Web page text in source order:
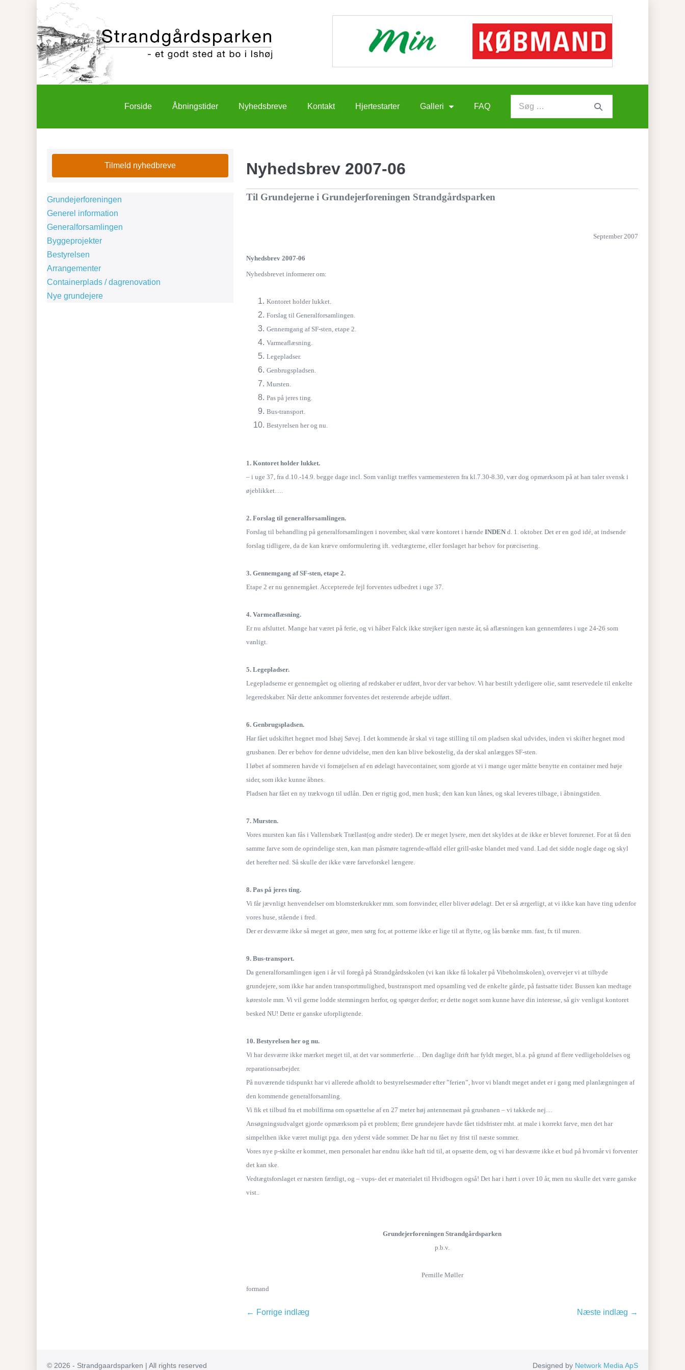
Forside Åbningstider Nyhedsbreve Kontakt Hjertestarter Galleri FAQ
Tilmeld nyhedbreve
Grundejerforeningen
Generel information
Generalforsamlingen
Byggeprojekter
Bestyrelsen
Arrangementer
Containerplads / dagrenovation
Nye grundejere
Nyhedsbrev 2007-06
Til Grundejerne i Grundejerforeningen Strandgårdsparken
September 2007
Nyhedsbrev 2007-06
Nyhedsbrevet informerer om:
Kontoret holder lukket.
Forslag til Generalforsamlingen.
Gennemgang af SF-sten, etape 2.
Varmeaflæsning.
Legepladser.
Genbrugspladsen.
Mursten.
Pas på jeres ting.
Bus-transport.
Bestyrelsen her og nu.
1. Kontoret holder lukket.
– i uge 37, fra d.10.-14.9. begge dage incl. Som vanligt træffes varmemesteren fra kl.7.30-8.30, vær dog opmærksom på at han taler svensk i
øjeblikket….
2. Forslag til generalforsamlingen.
Forslag til behandling på generalforsamlingen i november, skal være kontoret i hændeINDEN d. 1. oktober. Det er en god idé, at indsende
forslag tidligere, da de kan kræve omformulering ift. vedtægterne, eller forslaget har behov for præcisering.
3. Gennemgang af SF-sten, etape 2.
Etape 2 er nu gennemgået. Accepterede fejl forventes udbedret i uge 37.
4. Varmeaflæsning.
Er nu afsluttet. Mange har været på ferie, og vi håber Falck ikke strejker igen næste år, så aflæsningen kan gennemføres i uge 24-26 som
vanligt.
5. Legepladser.
Legepladserne er gennemgået og oliering af redskaber er udført, hvor der var behov. Vi har bestilt yderligere olie, samt reservedele til enkelte
legeredskaber. Når dette ankommer forventes det resterende arbejde udført.
6. Genbrugspladsen.
Har fået udskiftet hegnet mod Ishøj Søvej. I det kommende år skal vi tage stilling til om pladsen skal udvides, inden vi skifter hegnet mod
grusbanen. Der er behov for denne udvidelse, men den kan blive bekostelig, da der skal anlægges SF-sten.
I løbet af sommeren havde vi fornøjelsen af en ødelagt havecontainer, som gjorde at vi i mange uger måtte benytte en container med høje
sider, som ikke kunne åbnes.
Pladsen har fået en ny trækvogn til udlån. Den er rigtig god, men husk; den kan kun lånes, og skal leveres tilbage, i åbningstiden.
7. Mursten.
Vores mursten kan fås i Vallensbæk Trællast(og andre steder). De er meget lysere, men det skyldes at de ikke er blevet forurenet. For at få den
samme farve som de oprindelige sten, kan man påsmøre tagrende-affald eller grill-aske blandet med vand. Lad det sidde nogle dage og skyl
det herefter ned. Så skulle der ikke være farveforskel længere.
8. Pas på jeres ting.
Vi får jævnligt henvendelser om blomsterkrukker mm. som forsvinder, eller bliver ødelagt. Det er så ærgerligt, at vi ikke kan have ting udenfor
vores huse, stående i fred.
Der er desværre ikke så meget at gøre, men sørg for, at potterne ikke er lige til at flytte, og lås bænke mm. fast, fx til muren.
9. Bus-transport.
Da generalforsamlingen igen i år vil foregå på Strandgårdsskolen (vi kan ikke få lokaler på Vibeholmskolen), overvejer vi at tilbyde
grundejere, som ikke har anden transportmulighed, bustransport med opsamling ved de enkelte gårde, på fastsatte tider. Bussen kan medtage
kørestole mm. Vi vil gerne lodde stemningen herfor, og spørger derfor; er dette noget som kunne have din interesse, så giv venligst kontoret
besked NU! Dette er ganske uforpligtende.
10. Bestyrelsen her og nu.
Vi har desværre ikke mærket meget til, at det var sommerferie… Den daglige drift har fyldt meget, bl.a. på grund af flere vedligeholdelses og
reparationsarbejder.
På nuværende tidspunkt har vi allerede afholdt to bestyrelsesmøder efter ”ferien”, hvor vi blandt meget andet er i gang med planlægningen af
den kommende generalforsamling.
Vi fik et tilbud fra et mobilfirma om opsættelse af en 27 meter høj antennemast på grusbanen – vi takkede nej…
Ansøgningsudvalget gjorde opmærksom på et problem; flere grundejere havde fået tidsfrister mht. at male i korrekt farve, men det har
simpelthen ikke været muligt pga. den yderst våde sommer. De har nu fået ny frist til næste sommer.
Vores nye p-skilte er kommet, men personalet har endnu ikke haft tid til, at opsætte dem, og vi har desværre ikke et bud på hvornår vi forventer
det kan ske.
Vedtægtsforslaget er næsten færdigt, og – vups- det er materialet til Hvidbogen også! Det har i hørt i over 10 år, men nu skulle det være ganske
vist..
Grundejerforeningen Strandgårdsparken
p.b.v.
Pernille Møller
formand
← Forrige indlæg Næste indlæg →
© 2026 - Strandgaardsparken | All rights reserved Designed by Network Media ApS